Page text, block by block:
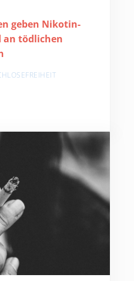
geben Nikotin-
an tödlichen
geben Nikotin-Produkte die